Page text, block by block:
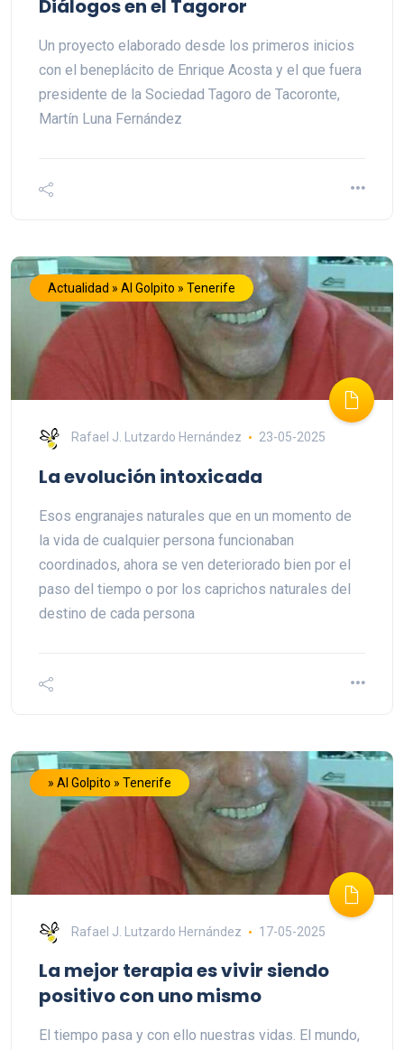
Diálogos en el Tagoror
Un proyecto elaborado desde los primeros inicios
con el beneplácito de Enrique Acosta y el que fuera
presidente de la Sociedad Tagoro de Tacoronte,
Martín Luna Fernández
Actualidad » Al Golpito » Tenerife
Rafael J. Lutzardo Hernández 23-05-2025
La evolución intoxicada
Esos engranajes naturales que en un momento de
la vida de cualquier persona funcionaban
coordinados, ahora se ven deteriorado bien por el
paso del tiempo o por los caprichos naturales del
destino de cada persona
» Al Golpito » Tenerife
Rafael J. Lutzardo Hernández 17-05-2025
La mejor terapia es vivir siendo
positivo con uno mismo
El tiempo pasa y con ello nuestras vidas. El mundo,